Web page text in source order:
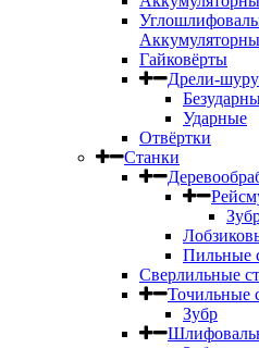
Гайковёрты
Дрели-
Ударные
Отвёртки
Станки
Пильные
Сверлильные
Точильные
Зубр